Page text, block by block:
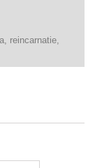
reincarnatie,